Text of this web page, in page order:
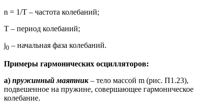
n = 1/T – частота колебаний;
T – период колебаний;
j0 – начальная фаза колебаний.
Примеры гармонических осцилляторов:
а) пружинный маятник– тело массой m (рис. П1.23),
подвешенное на пружине, совершающее гармоническое
колебание.